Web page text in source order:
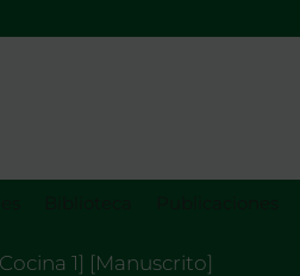
1] [Manuscrito]